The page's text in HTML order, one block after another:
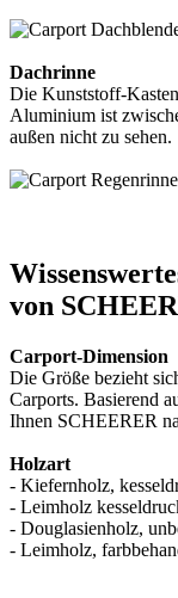
Dachrinne
Die Kunststoff-
Aluminium ist
außen nicht zu sehen.
von
Carport-Dimension
Die Größe bezieht
Carports. Basierend
Ihnen SCHEERER
Holzart
- Kiefernholz,
- Leimholz
- Douglasienholz,
- Leimholz,